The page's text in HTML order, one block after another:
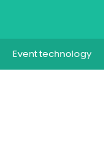
Event technology